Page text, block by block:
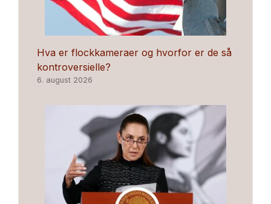
Hva er flockkameraer og hvorfor er de så
kontroversielle?
6. august 2026